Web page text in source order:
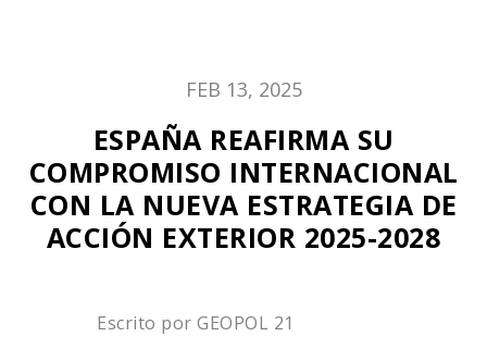
FEB 13, 2025
ESPAÑA REAFIRMA SU
COMPROMISO INTERNACIONAL
CON LA NUEVA ESTRATEGIA DE
ACCIÓN EXTERIOR 2025-2028
Escrito por GEOPOL 21